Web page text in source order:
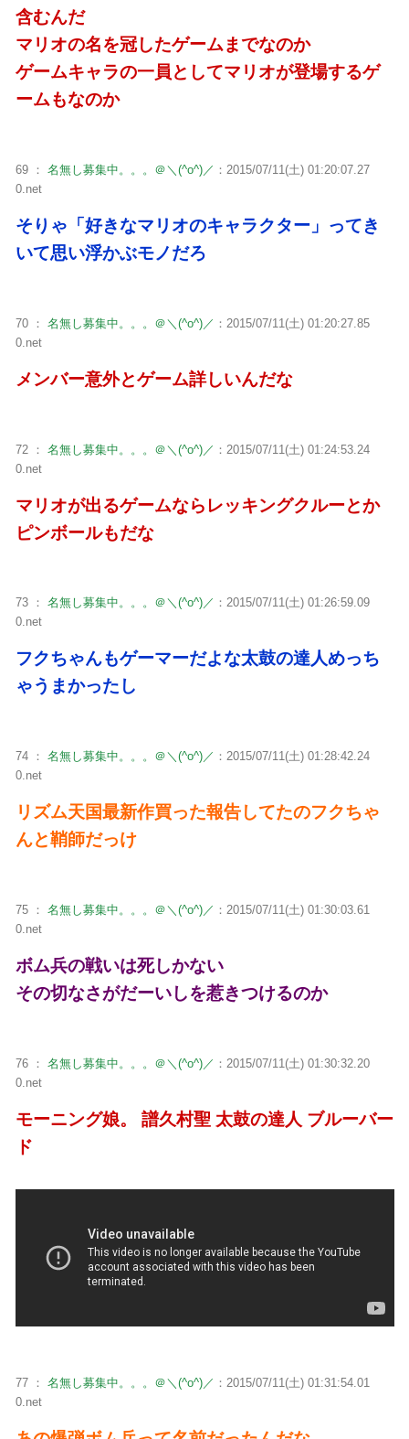
含むんだ
マリオの名を冠したゲームまでなのか
ゲームキャラの一員としてマリオが登場するゲ
ームもなのか
69 ： 名無し募集中。。。＠＼(^o^)／ ：2015/07/11(土) 01:20:07.27
0.net
そりゃ「好きなマリオのキャラクター」ってき
いて思い浮かぶモノだろ
70 ： 名無し募集中。。。＠＼(^o^)／ ：2015/07/11(土) 01:20:27.85
0.net
メンバー意外とゲーム詳しいんだな
72 ： 名無し募集中。。。＠＼(^o^)／ ：2015/07/11(土) 01:24:53.24
0.net
マリオが出るゲームならレッキングクルーとか
ピンボールもだな
73 ： 名無し募集中。。。＠＼(^o^)／ ：2015/07/11(土) 01:26:59.09
0.net
フクちゃんもゲーマーだよな太鼓の達人めっち
ゃうまかったし
74 ： 名無し募集中。。。＠＼(^o^)／ ：2015/07/11(土) 01:28:42.24
0.net
リズム天国最新作買った報告してたのフクちゃ
んと鞘師だっけ
75 ： 名無し募集中。。。＠＼(^o^)／ ：2015/07/11(土) 01:30:03.61
0.net
ボム兵の戦いは死しかない
その切なさがだーいしを惹きつけるのか
76 ： 名無し募集中。。。＠＼(^o^)／ ：2015/07/11(土) 01:30:32.20
0.net
モーニング娘。 譜久村聖 太鼓の達人 ブルーバー
ド
77 ： 名無し募集中。。。＠＼(^o^)／ ：2015/07/11(土) 01:31:54.01
0.net